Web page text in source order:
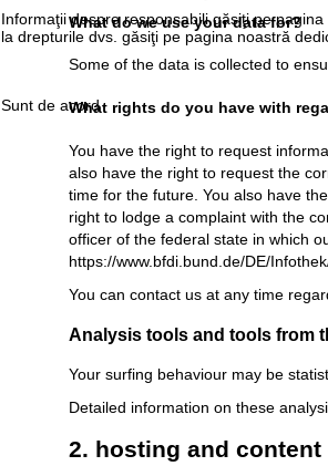
Informaţii despre responsabili găsiţi pe pagina
la drepturile dvs. găsiţi pe pagina noastră
Sunt de acord
What do we use your data for?
Some of the data is collected to
What rights do you have with
You have the right to request
also have the right to request the
time for the future. You also have
right to lodge a complaint with the
officer of the federal state in which
https://www.bfdi.bund.de/DE/
You can contact us at any time
Analysis tools and tools from
Your surfing behaviour may be
Detailed information on these
2. hosting and content